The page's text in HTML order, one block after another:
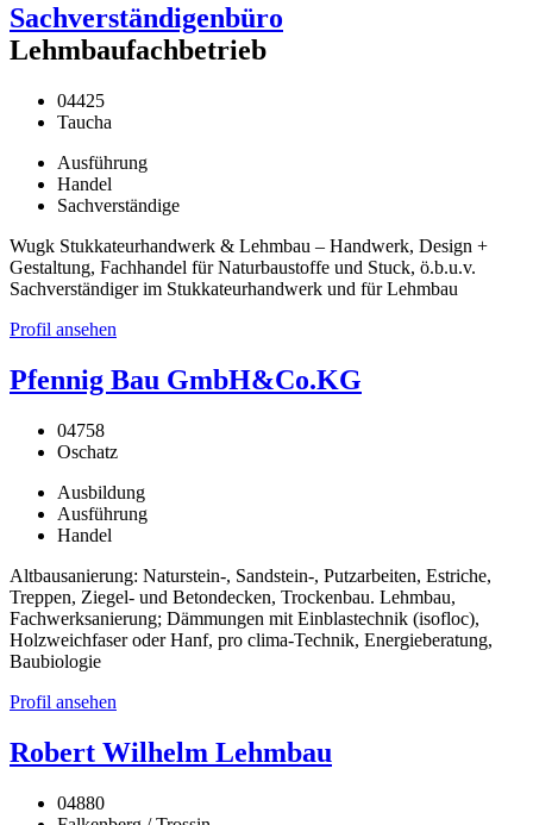
Sachverständigenbüro
Lehmbaufachbetrieb
04425
Taucha
Ausführung
Handel
Sachverständige
Wugk Stukkateurhandwerk & Lehmbau – Handwerk, Design +
Gestaltung, Fachhandel für Naturbaustoffe und Stuck, ö.b.u.v.
Sachverständiger im Stukkateurhandwerk und für Lehmbau
Profil ansehen
Pfennig Bau GmbH&Co.KG
04758
Oschatz
Ausbildung
Ausführung
Handel
Altbausanierung: Naturstein-, Sandstein-, Putzarbeiten, Estriche,
Treppen, Ziegel- und Betondecken, Trockenbau. Lehmbau,
Fachwerksanierung; Dämmungen mit Einblastechnik (isofloc),
Holzweichfaser oder Hanf, pro clima-Technik, Energieberatung,
Baubiologie
Profil ansehen
Robert Wilhelm Lehmbau
04880